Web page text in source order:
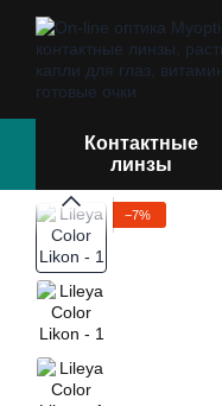
Перейти к основному
Контактные
линзы
−7%